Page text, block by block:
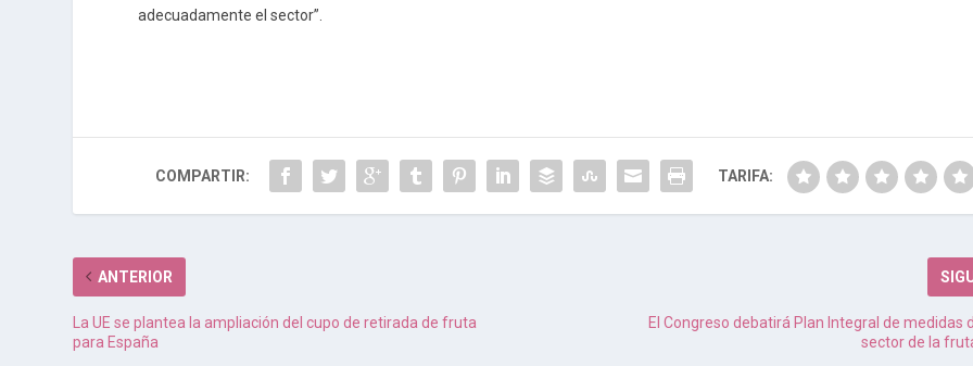
adecuadamente el sector”.
COMPARTIR: TARIFA:
ANTERIOR
La UE se plantea la ampliación del cupo de retirada de fruta
para España
El Congreso debatirá Plan Integral de medidas
sector de la